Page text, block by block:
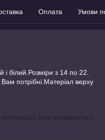
Оплата Умови
білий.Розміри з 14 по 22.
потрібні.Матеріал верху
рекомендує Вам ознайомитися